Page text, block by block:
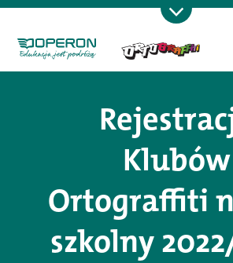
Klubów
Ortograffiti
szkolny